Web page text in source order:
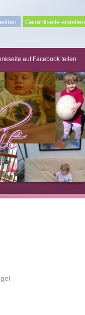
Gedenkseite erstellen
auf Facebook teilen